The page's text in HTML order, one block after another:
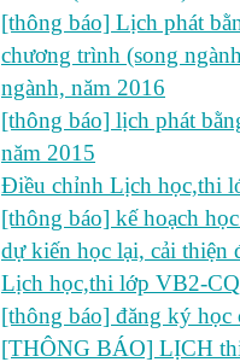
[thông báo] Lịch phát
chương trình (song
ngành, năm 2016
[thông báo] lịch phát
năm 2015
Điều chỉnh Lịch học,thi
[thông báo] kế hoạch
dự kiến học lại, cải
Lịch học,thi lớp VB2-
[thông báo] đăng ký
[THÔNG BÁO] LỊCH